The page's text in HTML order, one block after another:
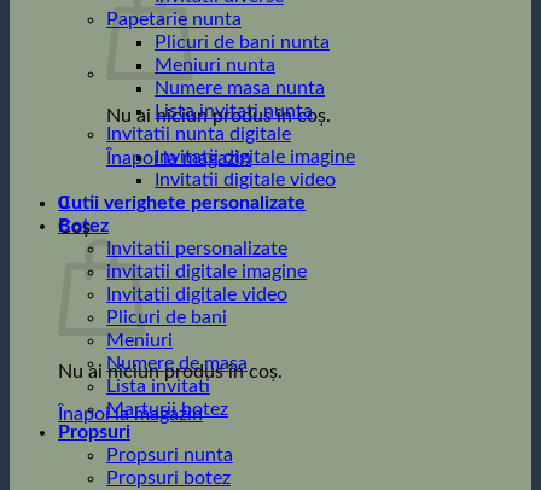
Nu ai niciun produs în coș.
Înapoi la magazin
0
Coș
Nu ai niciun produs în coș.
Înapoi la magazin
Papetarie nunta
Plicuri de bani nunta
Meniuri nunta
Numere masa nunta
Lista invitati nunta
Invitatii nunta digitale
Invitatii digitale imagine
Invitatii digitale video
Cutii verighete personalizate
Botez
Invitatii personalizate
invitatii digitale imagine
Invitatii digitale video
Plicuri de bani
Meniuri
Numere de masa
Lista invitati
Marturii botez
Propsuri
Propsuri nunta
Propsuri botez